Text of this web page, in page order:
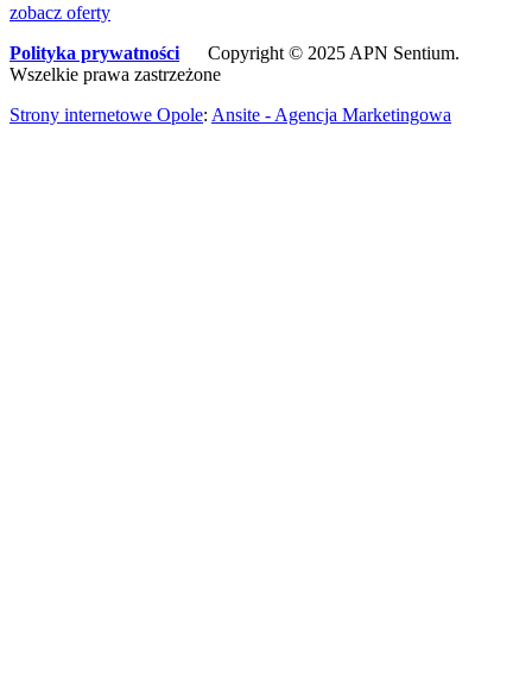
zobacz oferty
Polityka prywatności
Copyright © 2025 APN Sentium.
Wszelkie prawa zastrzeżone
Strony internetowe Opole: Ansite - Agencja Marketingowa